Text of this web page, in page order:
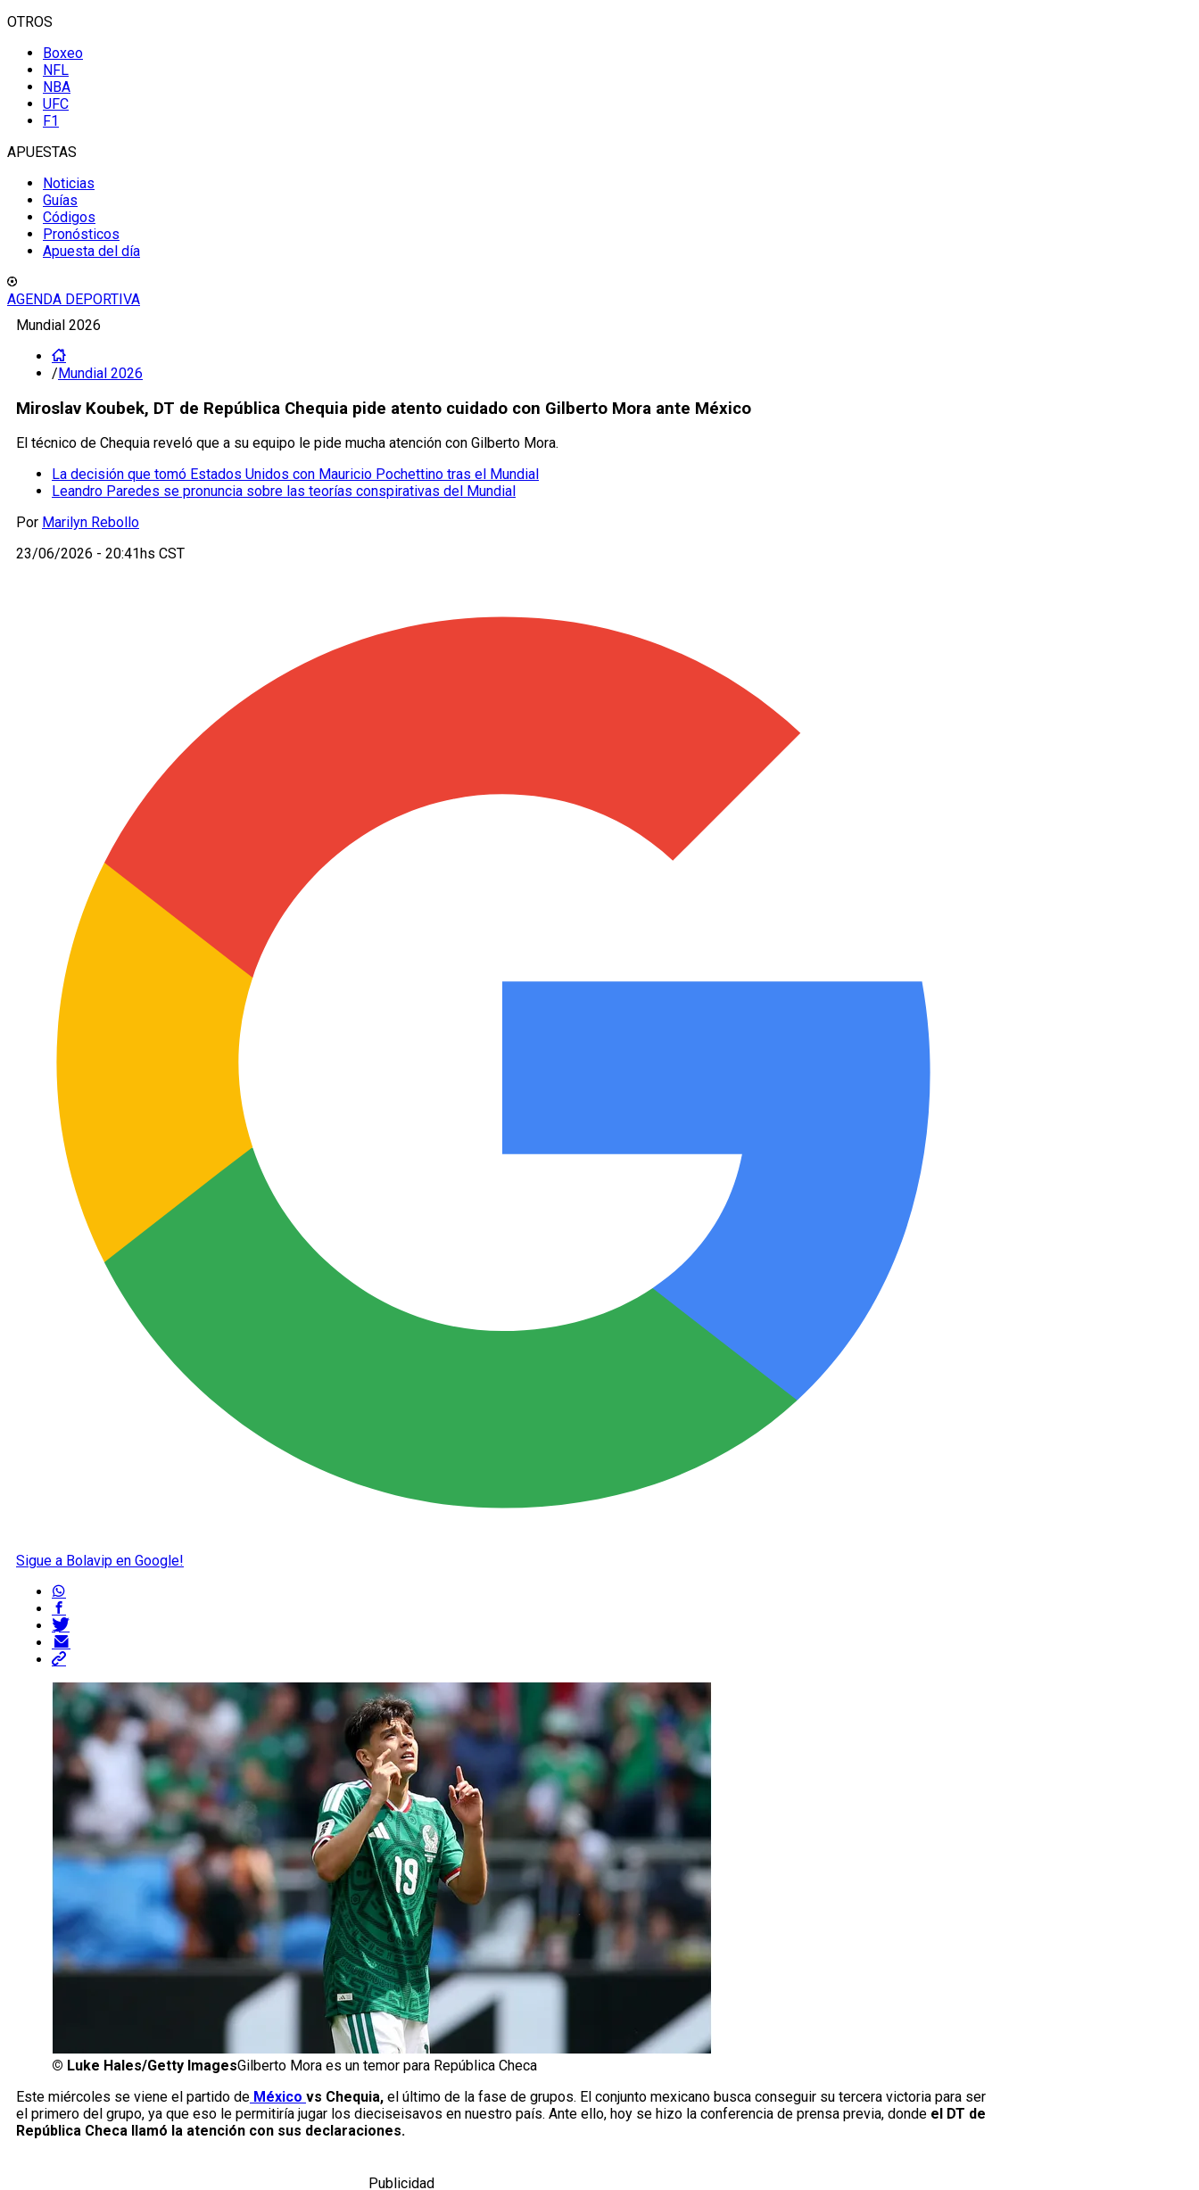
OTROS
Boxeo
NFL
NBA
UFC
F1
APUESTAS
Noticias
Guías
Códigos
Pronósticos
Apuesta del día
AGENDA DEPORTIVA
Mundial 2026
/Mundial 2026
Miroslav Koubek, DT de República Chequia pide atento cuidado con Gilberto Mora ante México
El técnico de Chequia reveló que a su equipo le pide mucha atención con Gilberto Mora.
La decisión que tomó Estados Unidos con Mauricio Pochettino tras el Mundial
Leandro Paredes se pronuncia sobre las teorías conspirativas del Mundial
Por Marilyn Rebollo
23/06/2026 - 20:41hs CST
Sigue a Bolavip en Google!
© Luke Hales/Getty ImagesGilberto Mora es un temor para República Checa
Este miércoles se viene el partido de México vs Chequia, el último de la fase de grupos. El conjunto mexicano busca conseguir su tercera victoria para ser
el primero del grupo, ya que eso le permitiría jugar los dieciseisavos en nuestro país. Ante ello, hoy se hizo la conferencia de prensa previa, donde el DT de
República Checa llamó la atención con sus declaraciones.
Publicidad